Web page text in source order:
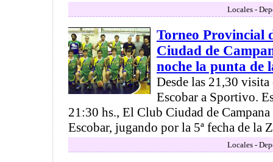
Locales -
Torneo Provincial
Ciudad de
noche la punta
Desde las 21,30
Escobar a Sportivo.
21:30 hs., El Club Ciudad de
Escobar, jugando por la 5ª fecha de la
Locales -